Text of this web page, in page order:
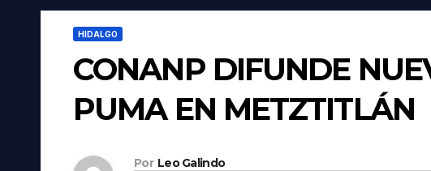
HIDALGO
CONANP DIFUNDE
PUMA EN METZTITLÁN
Por Leo Galindo